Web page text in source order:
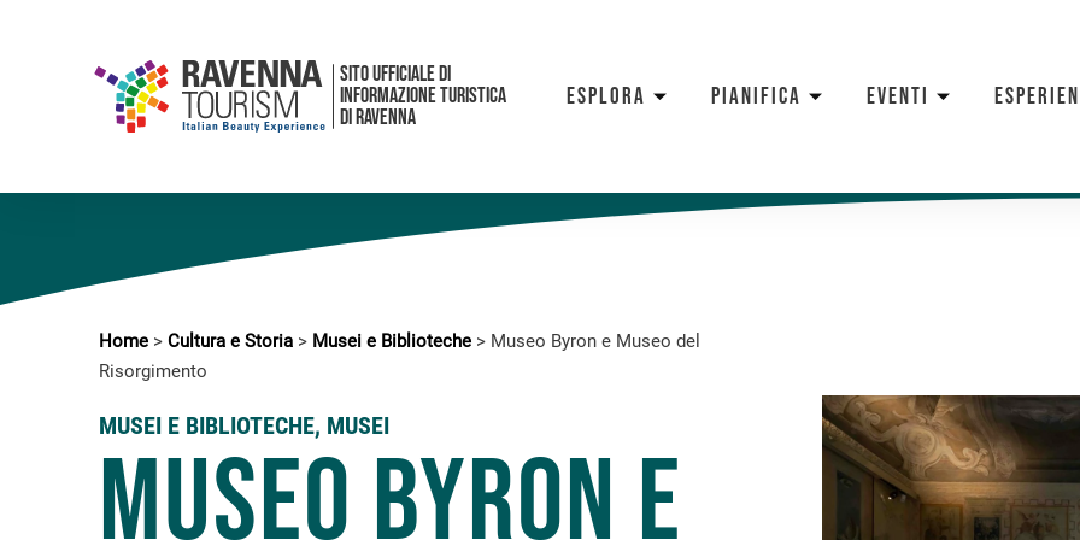
SITO UFFICIALE DI
INFORMAZIONE TURISTICA
DI RAVENNA
ESPLORA PIANIFICA EVENTI
Home > Cultura e Storia > Musei e Biblioteche > Museo Byron e Museo del
Risorgimento
MUSEI E BIBLIOTECHE, MUSEI
Museo Byron e